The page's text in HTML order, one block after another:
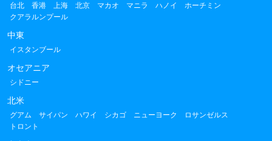
台北
香港 上海 北京 マカオ マニラ ハノイ
ホーチミン
クアラルンプール
中東
イスタンブール
オセアニア
シドニー
北米
グアム サイパン ハワイ シカゴ ニューヨーク
ロサンゼルス
トロント